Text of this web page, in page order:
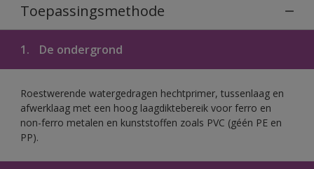
Toepassingsmethode
1. De ondergrond
Roestwerende watergedragen hechtprimer, tussenlaag en
afwerklaag met een hoog laagdiktebereik voor ferro en
non-ferro metalen en kunststoffen zoals PVC (géén PE en
PP).